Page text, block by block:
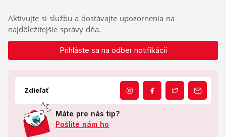
Aktivujte si službu a dostávajte upozornenia na
najdôležitejšie správy dňa.
Prihláste sa na odber notifikácií
Zdieľať
Máte pre nás tip?
Pošlite nám ho